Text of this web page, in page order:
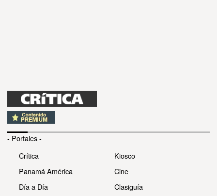
- Portales -
Crítica
Panamá América
Día a Día
Kiosco
Cine
Clasiguía